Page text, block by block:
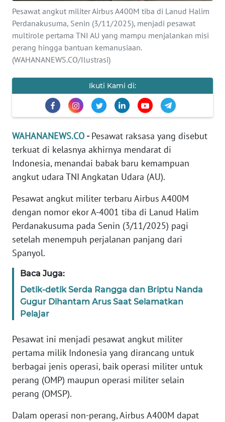
Pesawat angkut militer Airbus A400M tiba di Lanud Halim
Perdanakusuma, Senin (3/11/2025), menjadi pesawat
multirole pertama TNI AU yang mampu menjalankan misi
perang hingga bantuan kemanusiaan.
(WAHANANEWS.CO/Ilustrasi)
Ikuti Kami di:
WAHANANEWS.CO -Pesawat raksasa yang disebut
terkuat di kelasnya akhirnya mendarat di
Indonesia, menandai babak baru kemampuan
angkut udara TNI Angkatan Udara (AU).
Pesawat angkut militer terbaru Airbus A400M
dengan nomor ekor A-4001 tiba di Lanud Halim
Perdanakusuma pada Senin (3/11/2025) pagi
setelah menempuh perjalanan panjang dari
Spanyol.
Baca Juga:
Detik-detik Serda Rangga dan Briptu Nanda
Gugur Dihantam Arus Saat Selamatkan
Pelajar
Pesawat ini menjadi pesawat angkut militer
pertama milik Indonesia yang dirancang untuk
berbagai jenis operasi, baik operasi militer untuk
perang (OMP) maupun operasi militer selain
perang (OMSP).
Dalam operasi non-perang, Airbus A400M dapat
OLAHRAGA
OPINI
EDITORIAL
BERITA
KONTAK
KAMI
INFO
IKLAN
TENTANG
KAMI
PEDOMAN
MEDIA
SIBER
KARIR
DISCLAIMER
News